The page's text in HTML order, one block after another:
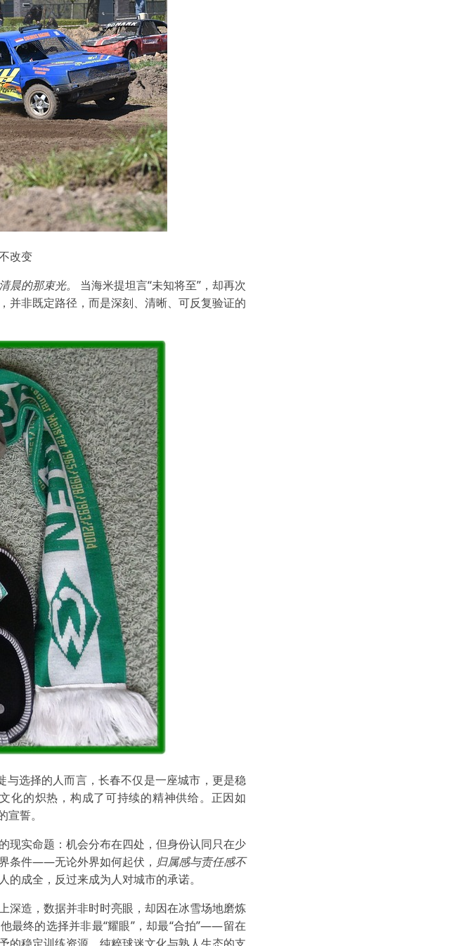
改变
晨的那束光。
当海米提坦言“未知将至”，却再次
并非既定路径，而是深刻、清晰、可反复验证的
与选择的人而言，长春不仅是一座城市，更是稳
化的炽热，构成了可持续的精神供给。正因如
宣誓。
现实命题：机会分布在四处，但身份认同只在少
条件——无论外界如何起伏， 归属感与责任感不
成全，反过来成为人对城市的承诺。
深造，数据并非时时亮眼，却因在冰雪场地磨炼
最终的选择并非最“耀眼”，却最“合拍”——留在